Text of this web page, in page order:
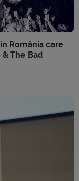
România care
The Bad